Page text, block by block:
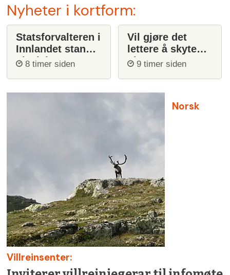
Nyheter i kortform:
Statsforvalteren i
Innlandet stanser
ulvejakt
8 timer siden
Vil gjøre det
lettere å skyte
ulv9 timer siden
Norsk
Villreinsenter: